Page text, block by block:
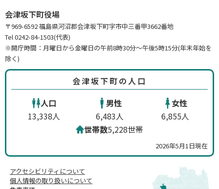
アクセシビリティについて
個人情報の取り扱いについて
会津坂下町役場
〒969-6592 福島県河沼郡会津坂下町字市中三番甲3662番地
Tel 0242-84-1503(代表)
※開庁時間：月曜日から金曜日の午前8時30分～午後5時15分(年末年始を
除く)
会津坂下町の人口
人口
13,338人
男性
6,483人
女性
6,855人
世帯数5,228世帯
2026年5月1日現在